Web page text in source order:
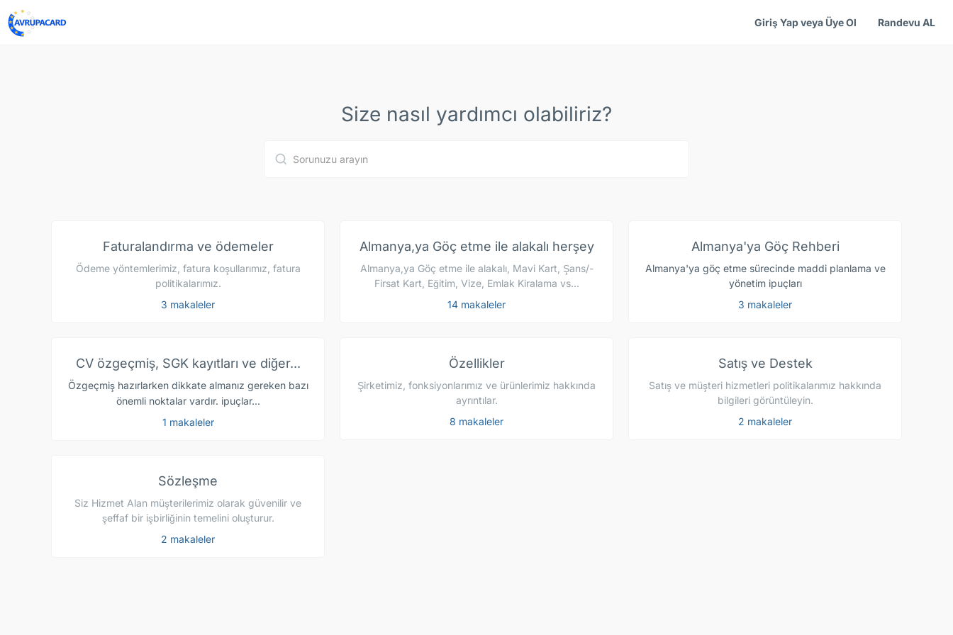
Giriş Yap veya Üye Ol Randevu AL
Size nasıl yardımcı olabiliriz?
Faturalandırma ve ödemeler
Ödeme yöntemlerimiz, fatura koşullarımız, fatura
politikalarımız.
3 makaleler
Almanya,ya Göç etme ile alakalı herşey
Almanya,ya Göç etme ile alakalı, Mavi Kart, Şans/-
Firsat Kart, Eğitim, Vize, Emlak Kiralama vs...
14 makaleler
Almanya'ya Göç Rehberi
Almanya'ya göç etme sürecinde maddi planlama ve
yönetim ipuçları
3 makaleler
CV özgeçmiş, SGK kayıtları ve diğer...
Özgeçmiş hazırlarken dikkate almanız gereken bazı
önemli noktalar vardır. ipuçlar...
1 makaleler
Özellikler
Şirketimiz, fonksiyonlarımız ve ürünlerimiz hakkında
ayrıntılar.
8 makaleler
Satış ve Destek
Satış ve müşteri hizmetleri politikalarımız hakkında
bilgileri görüntüleyin.
2 makaleler
Sözleşme
Siz Hizmet Alan müşterilerimiz olarak güvenilir ve
şeffaf bir işbirliğinin temelini oluşturur.
2 makaleler